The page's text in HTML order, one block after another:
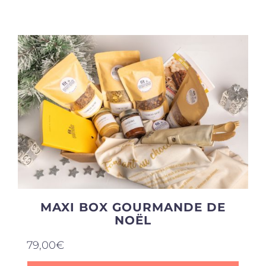
Produits sains
Click and collect
Traiteur
Cours
Accessoires
MAXI BOX GOURMANDE DE
NOËL
79,00€